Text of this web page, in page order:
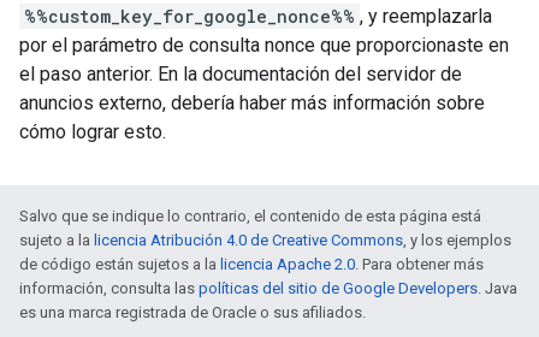
%%custom_key_for_google_nonce%% , y reemplazarla
por el parámetro de consulta nonce que proporcionaste en
el paso anterior. En la documentación del servidor de
anuncios externo, debería haber más información sobre
cómo lograr esto.
Salvo que se indique lo contrario, el contenido de esta página está
sujeto a la licencia Atribución 4.0 de Creative Commons, y los ejemplos
de código están sujetos a la licencia Apache 2.0. Para obtener más
información, consulta las políticas del sitio de Google Developers. Java
es una marca registrada de Oracle o sus afiliados.